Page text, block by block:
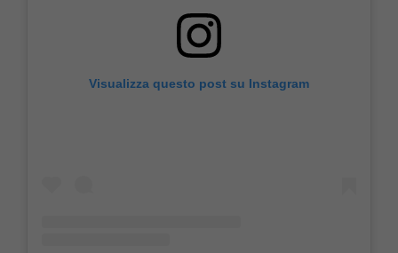
Visualizza questo post su Instagram